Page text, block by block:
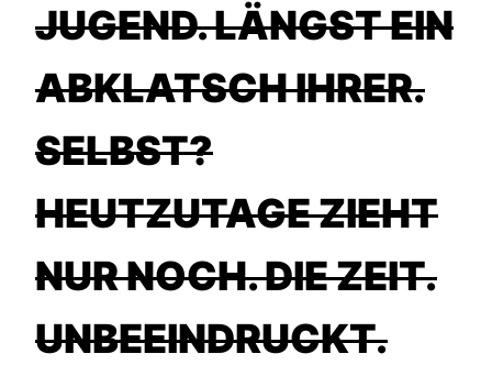
UGEND. LÄNGST EIN A
BKLATSCH IHRER. S
ELBST? H
EUTZUTAGE ZIEHT N
UR NOCH. DIE ZEIT. U
NBEEINDRUCKT. E